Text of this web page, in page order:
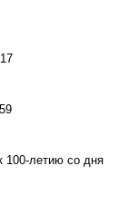
100-летию со дня